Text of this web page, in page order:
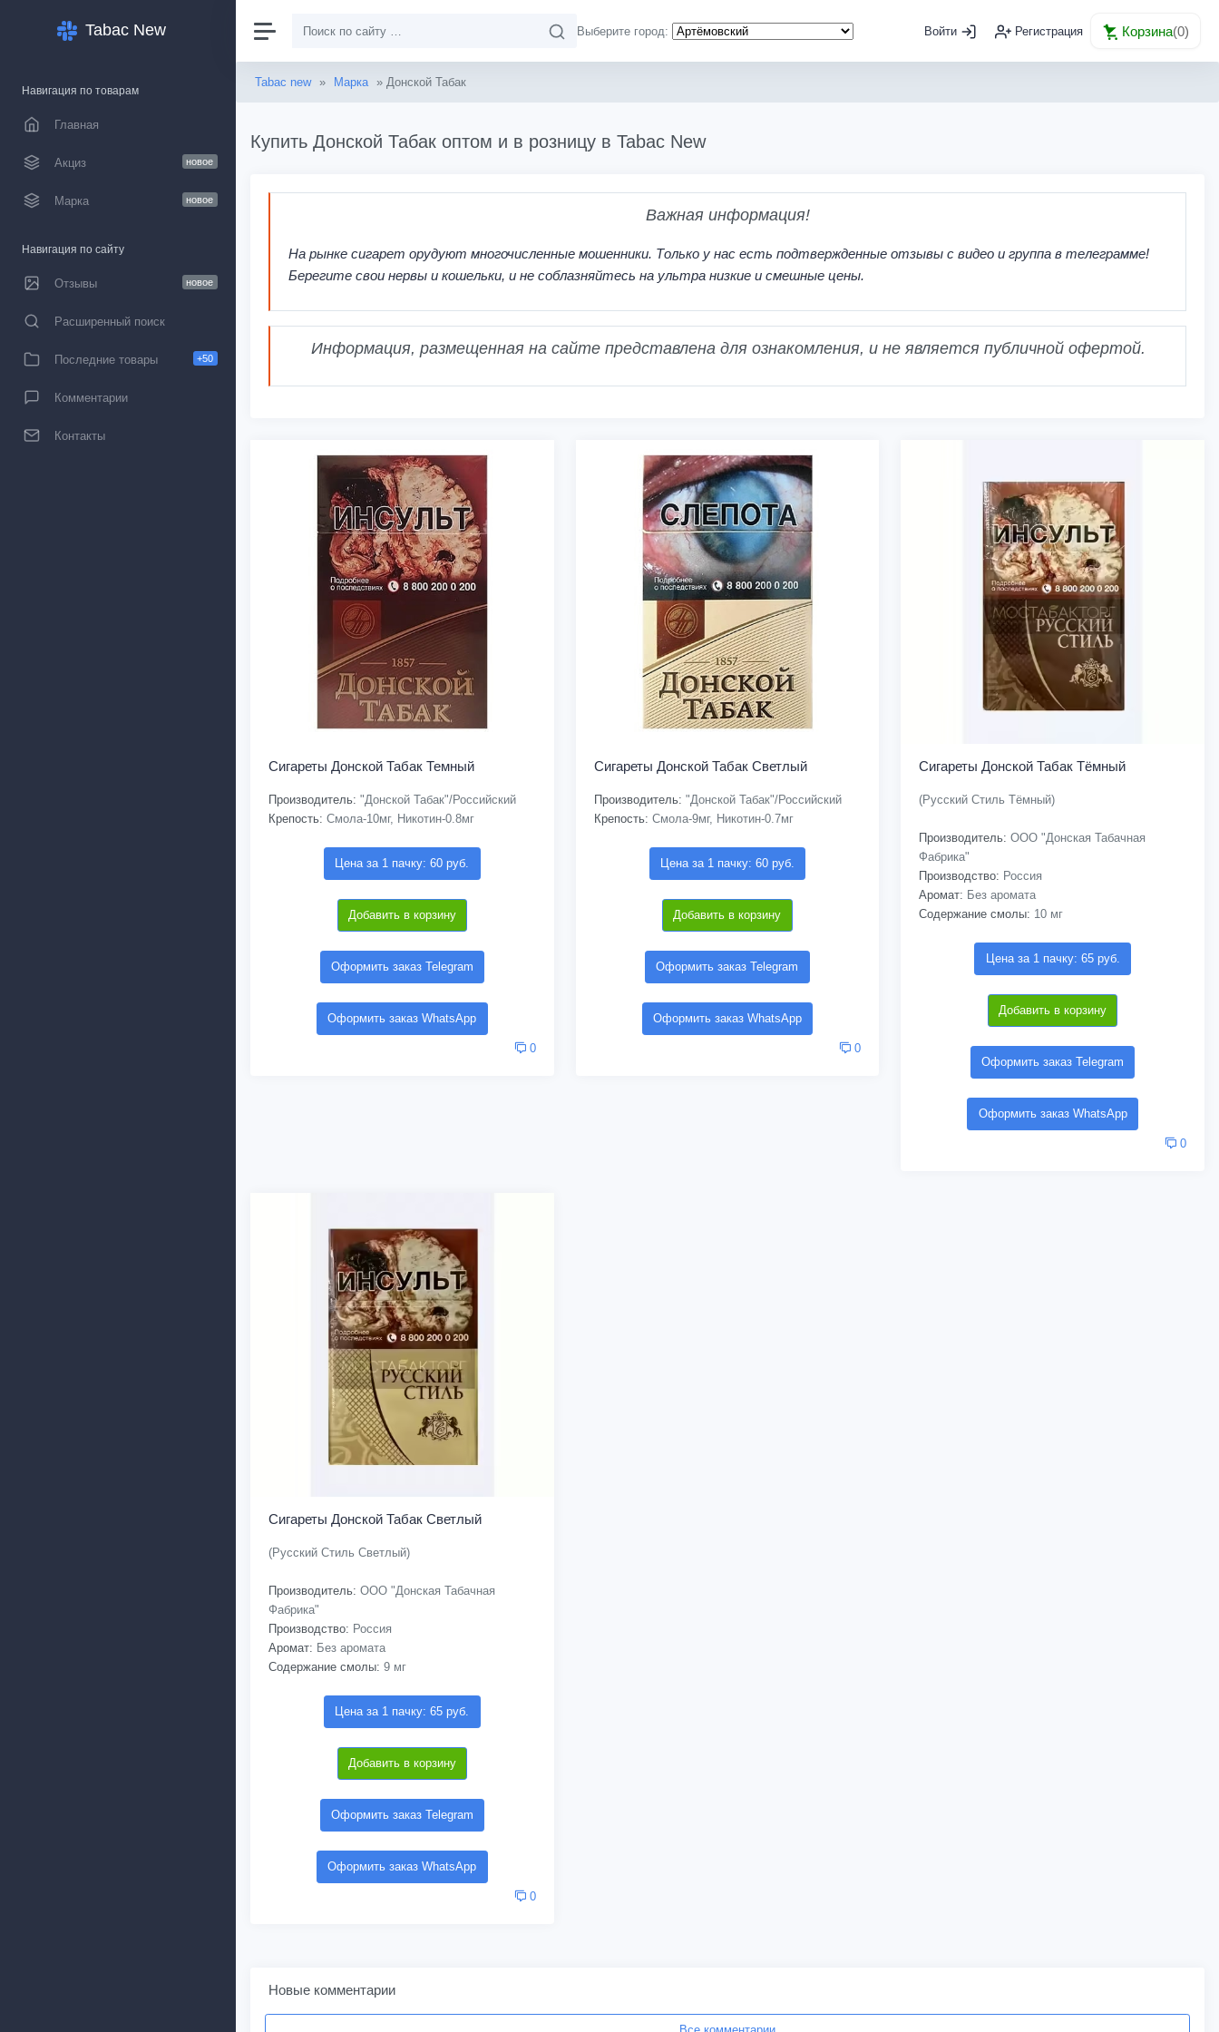
Tabac New
Навигация по товарам
Главная
Акциз новое
Марка новое
Навигация по сайту
Отзывы новое
Расширенный поиск
Последние товары +50
Комментарии
Контакты
Выберите город: Войти Регистрация Корзина(0)
Tabac new » Марка » Донской Табак
Купить Донской Табак оптом и в розницу в Tabac New
Важная информация!
На рынке сигарет орудуют многочисленные мошенники. Только у нас есть подтвержденные отзывы с видео и группа в телеграмме!
Берегите свои нервы и кошельки, и не соблазняйтесь на ультра низкие и смешные цены.
Информация, размещенная на сайте представлена для ознакомления, и не является публичной офертой.
Сигареты Донской Табак Темный
Производитель: "Донской Табак"/Российский
Крепость: Смола-10мг, Никотин-0.8мг
Цена за 1 пачку: 60 руб.
Добавить в корзину
Оформить заказ Telegram
Оформить заказ WhatsApp
0
Сигареты Донской Табак Светлый
Производитель: "Донской Табак"/Российский
Крепость: Смола-9мг, Никотин-0.7мг
Цена за 1 пачку: 60 руб.
Добавить в корзину
Оформить заказ Telegram
Оформить заказ WhatsApp
0
Сигареты Донской Табак Тёмный
(Русский Стиль Тёмный)
Производитель: ООО "Донская Табачная
Фабрика"
Производство: Россия
Аромат: Без аромата
Содержание смолы: 10 мг
Цена за 1 пачку: 65 руб.
Добавить в корзину
Оформить заказ Telegram
Оформить заказ WhatsApp
0
Сигареты Донской Табак Светлый
(Русский Стиль Светлый)
Производитель: ООО "Донская Табачная
Фабрика"
Производство: Россия
Аромат: Без аромата
Содержание смолы: 9 мг
Цена за 1 пачку: 65 руб.
Добавить в корзину
Оформить заказ Telegram
Оформить заказ WhatsApp
0
Новые комментарии